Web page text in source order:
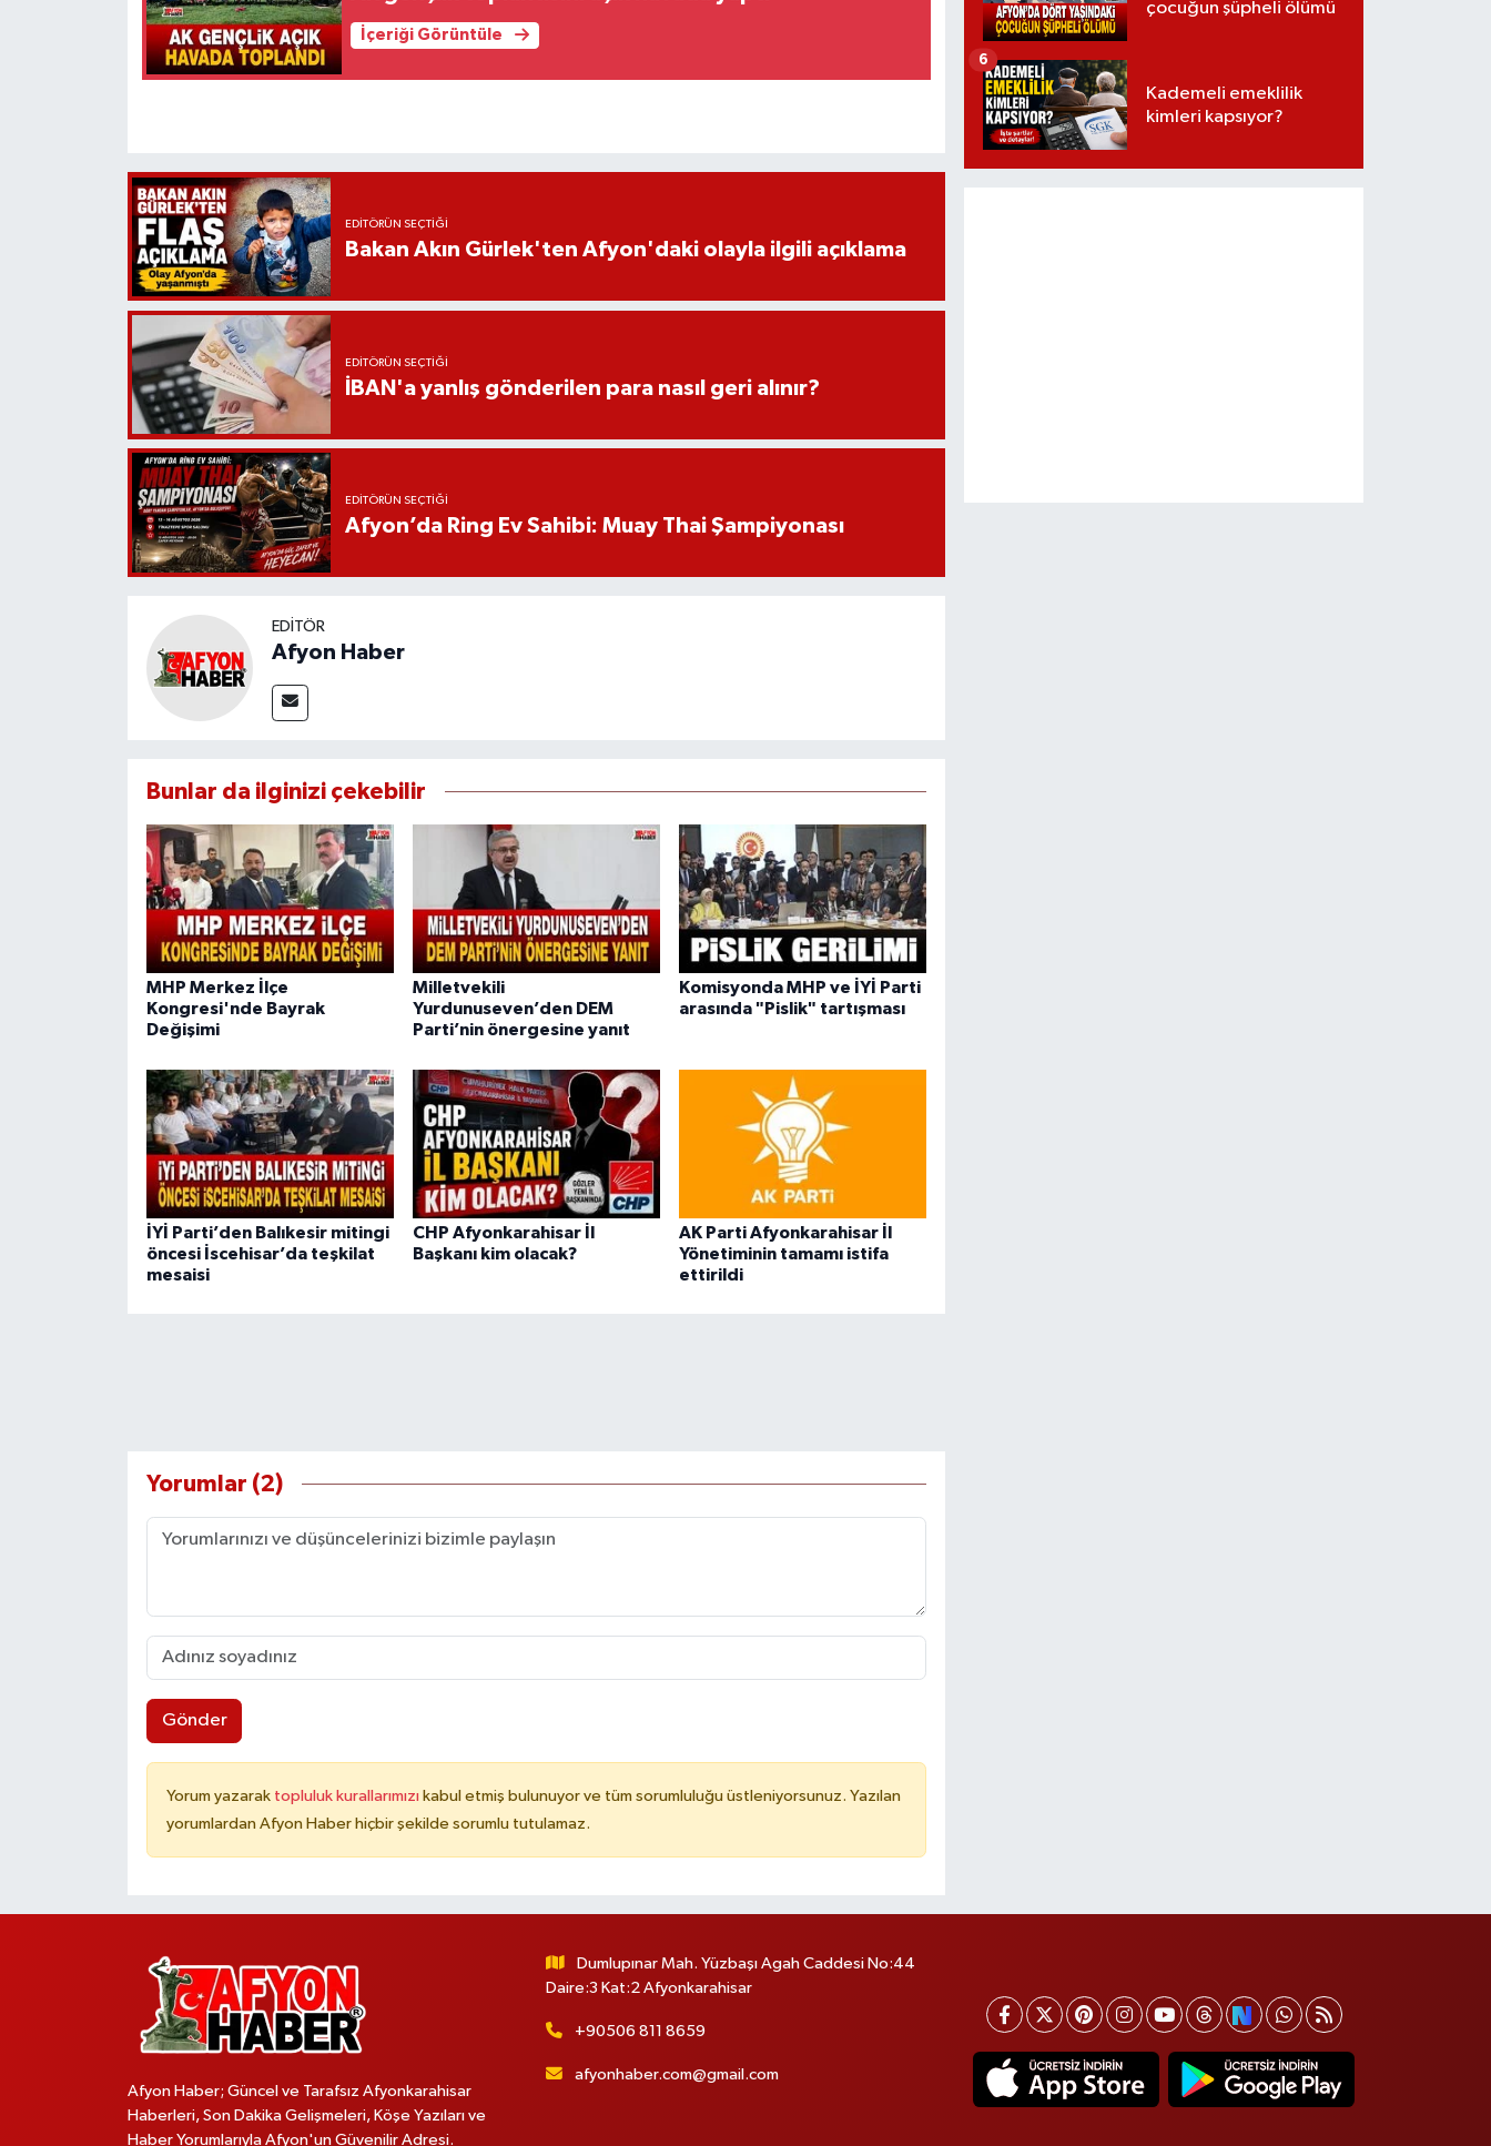
İçeriği Görüntüle
EDITÖRÜN SEÇTIĞI
Bakan Akın Gürlek'ten Afyon'daki olayla ilgili açıklama
EDITÖRÜN SEÇTIĞI
İBAN'a yanlış gönderilen para nasıl geri alınır?
EDITÖRÜN SEÇTIĞI
Afyon’da Ring Ev Sahibi: Muay Thai Şampiyonası
EDITÖR
Afyon Haber
Bunlar da ilginizi çekebilir
MHP Merkez İlçe
Kongresi'nde Bayrak
Değişimi
Milletvekili
Yurdunuseven’den DEM
Parti’nin önergesine yanıt
Komisyonda MHP ve İYİ Parti
arasında "Pislik" tartışması
İYİ Parti’den Balıkesir mitingi
öncesi İscehisar’da teşkilat
mesaisi
CHP Afyonkarahisar İl
Başkanı kim olacak?
AK Parti Afyonkarahisar İl
Yönetiminin tamamı istifa
ettirildi
Yorumlar (2)
Gönder
Yorum yazarak topluluk kurallarımızı kabul etmiş bulunuyor ve tüm sorumluluğu üstleniyorsunuz. Yazılan
yorumlardan Afyon Haber hiçbir şekilde sorumlu tutulamaz.
çocuğun şüpheli ölümü
Kademeli emeklilik
kimleri kapsıyor?
6
Afyon Haber; Güncel ve Tarafsız Afyonkarahisar
Haberleri, Son Dakika Gelişmeleri, Köşe Yazıları ve
Haber Yorumlarıyla Afyon'un Güvenilir Adresi.
Dumlupınar Mah. Yüzbaşı Agah Caddesi No:44
Daire:3 Kat:2 Afyonkarahisar
+90506 811 8659
afyonhaber.com@gmail.com